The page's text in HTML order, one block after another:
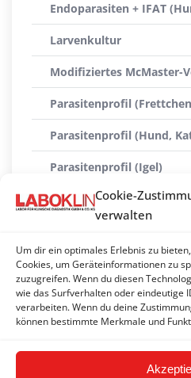
Cookie-
verwalten
Um dir ein optimales Erlebnis zu
Cookies, um Geräteinformationen zu
zuzugreifen. Wenn du diesen
wie das Surfverhalten oder eindeutige
verarbeiten. Wenn du deine
können bestimmte Merkmale und
Endoparasiten + IFAT
Larvenkultur
Modifiziertes McMaster-
Parasitenprofil
Parasitenprofil (Hund,
Parasitenprofil (Igel)
Parasitenprofil (Pferd,
Parasitologische
Reptilien-Parasiten
Wiederkäuer-Parasiten